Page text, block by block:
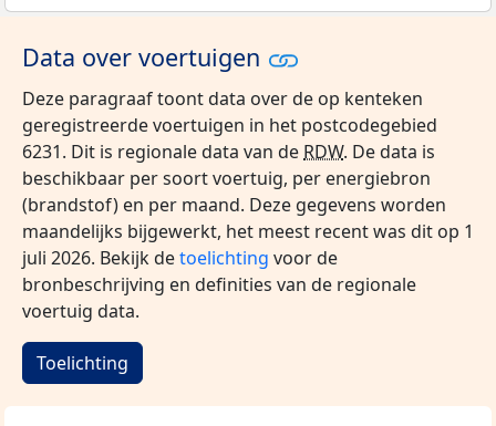
Data over voertuigen
Deze paragraaf toont data over de op kenteken
geregistreerde voertuigen in het postcodegebied
6231. Dit is regionale data van de RDW. De data is
beschikbaar per soort voertuig, per energiebron
(brandstof) en per maand. Deze gegevens worden
maandelijks bijgewerkt, het meest recent was dit op 1
juli 2026. Bekijk detoelichting voor de
bronbeschrijving en definities van de regionale
voertuig data.
Toelichting